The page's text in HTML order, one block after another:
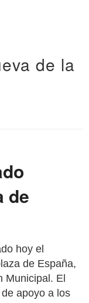
de la
de
hoy el
de España,
Municipal. El
apoyo a los